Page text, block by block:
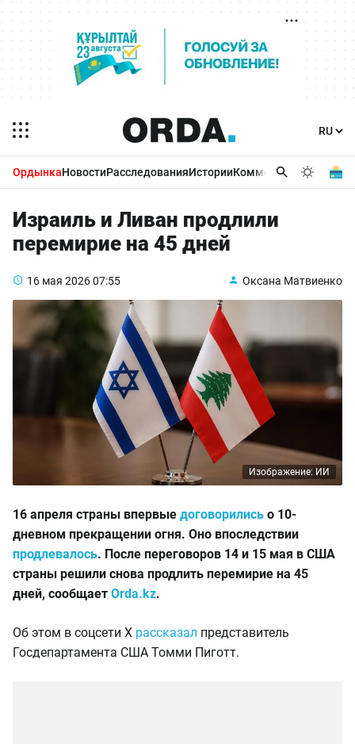
ОрдынкаНовостиРасследованияИсторииКомментарииБизнес
Израиль и Ливан продлили
перемирие на 45 дней
16 мая 202607:55 Оксана Матвиенко
Изображение: ИИ
16 апреля страны впервые договорились о 10-
дневном прекращении огня. Оно впоследствии
продлевалось. После переговоров 14 и 15 мая в США
страны решили снова продлить перемирие на 45
дней, сообщает Orda.kz.
Об этом в соцсети X рассказал представитель
Госдепартамента США Томми Пиготт.